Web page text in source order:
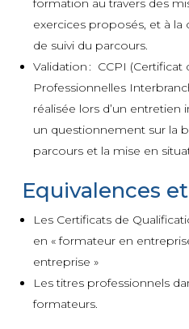
formation au travers des
exercices proposés, et à la
de suivi du parcours.
Validation : CCPI
Professionnelles
réalisée lors d’un entretien
un questionnement sur la
parcours et la mise en
Equivalences
Les Certificats de
en « formateur en
entreprise »
Les titres professionnels
formateurs.